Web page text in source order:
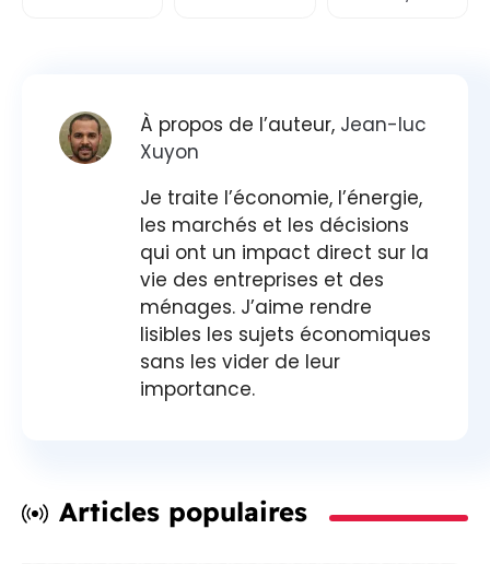
À propos de l’auteur, Jean-luc
Xuyon
Je traite l’économie, l’énergie,
les marchés et les décisions
qui ont un impact direct sur la
vie des entreprises et des
ménages. J’aime rendre
lisibles les sujets économiques
sans les vider de leur
importance.
Articles populaires